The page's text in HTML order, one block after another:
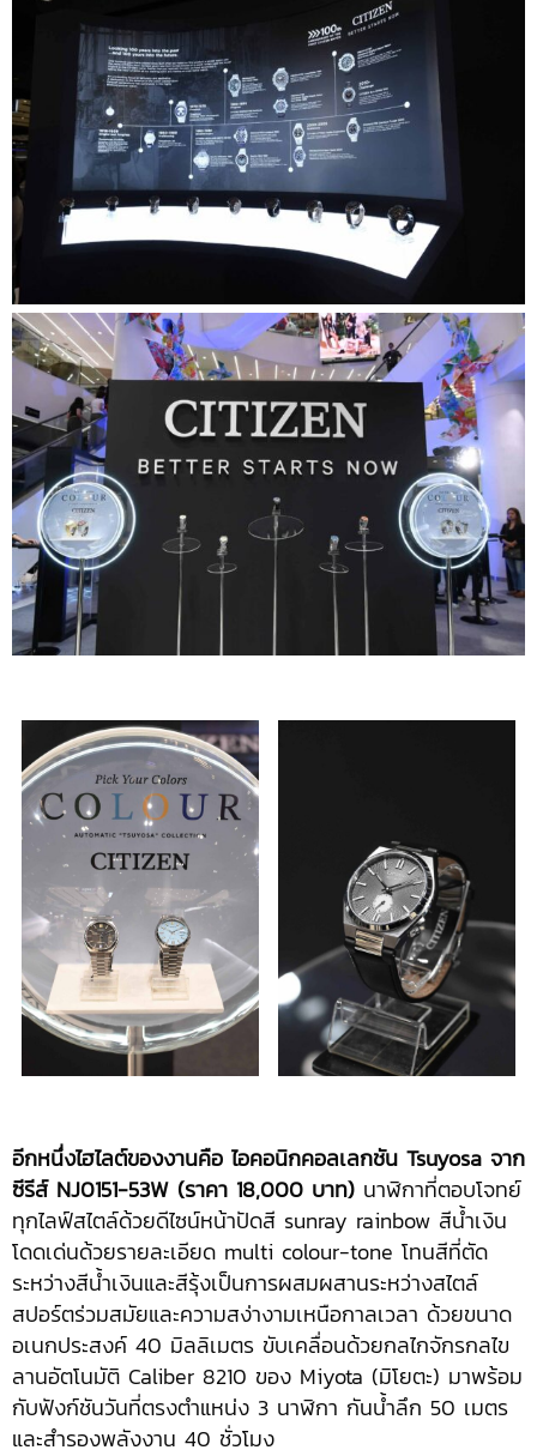
อีกหนึ่งไฮไลต์ของงานคือ ไอคอนิกคอลเลกชัน Tsuyosa จาก
ซีรีส์ NJ0151-53W (ราคา 18,000 บาท) นาฬิกาที่ตอบโจทย์
ทุกไลฟ์สไตล์ด้วยดีไซน์หน้าปัดสี sunray rainbow สีน้ำเงิน
โดดเด่นด้วยรายละเอียด multi colour-tone โทนสีที่ตัด
ระหว่างสีน้ำเงินและสีรุ้งเป็นการผสมผสานระหว่างสไตล์
สปอร์ตร่วมสมัยและความสง่างามเหนือกาลเวลา ด้วยขนาด
อเนกประสงค์ 40 มิลลิเมตร ขับเคลื่อนด้วยกลไกจักรกลไข
ลานอัตโนมัติ Caliber 8210 ของ Miyota (มิโยตะ) มาพร้อม
กับฟังก์ชันวันที่ตรงตำแหน่ง 3 นาฬิกา กันน้ำลึก 50 เมตร
และสำรองพลังงาน 40 ชั่วโมง